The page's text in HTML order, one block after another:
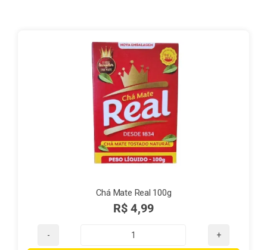
Exportação
Blog
Chá Mate Real 100g
R$ 4,99
Chá